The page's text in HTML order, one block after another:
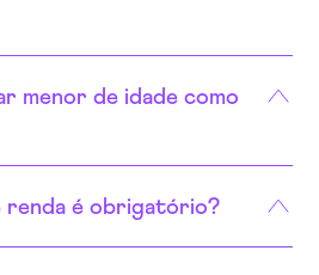
menor de idade como
renda é obrigatório?